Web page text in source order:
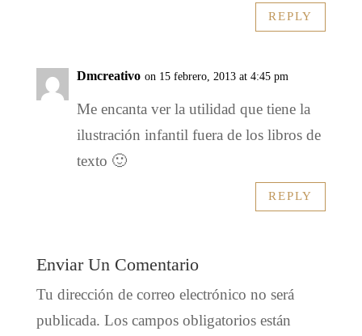
REPLY
Dmcreativo on 15 febrero, 2013 at 4:45 pm
Me encanta ver la utilidad que tiene la
ilustración infantil fuera de los libros de
texto 🙂
REPLY
Enviar Un Comentario
Tu dirección de correo electrónico no será
publicada. Los campos obligatorios están